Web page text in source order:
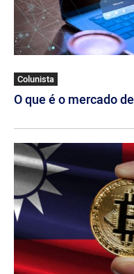
Colunista
O que é o mercado